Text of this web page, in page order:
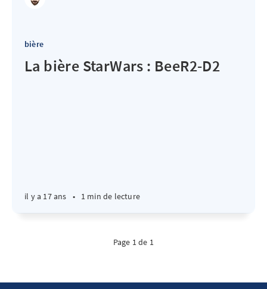
bière
La bière StarWars : BeeR2-D2
il y a 17 ans • 1 min de lecture
Page 1 de 1